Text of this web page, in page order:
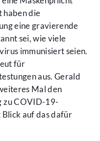
haben die
eine gravierende
sei, wie viele
immunisiert seien.
für
aus. Gerald
Mal den
zu COVID-19-
auf das dafür